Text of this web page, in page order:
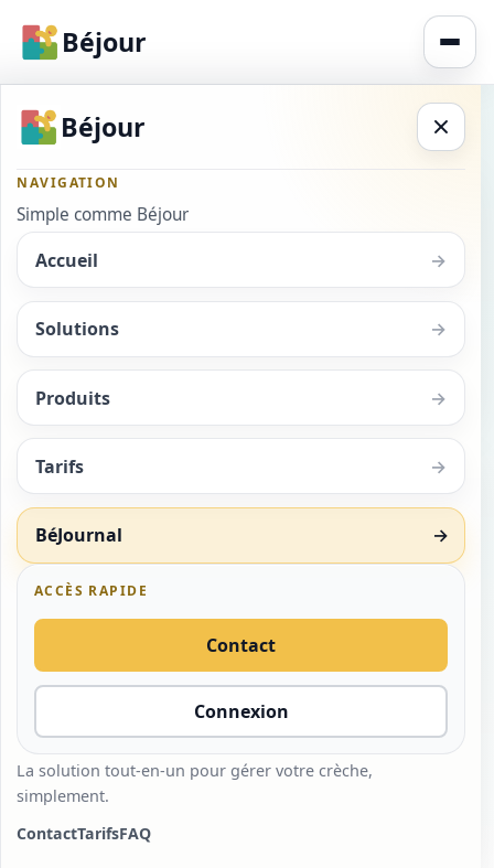
Béjour
Béjour
NAVIGATION
Simple comme Béjour
Accueil →
Solutions →
Produits →
Tarifs →
BéJournal →
ACCÈS RAPIDE
Contact
Connexion
La solution tout-en-un pour gérer votre crèche,
simplement.
ContactTarifsFAQ
Retour au BéJournal
enfance sans perdre le lien
April 3, 2026
#Transformation digitale
Dans la petite enfance, la digitalisation
n'a de sens que si elle soutient le travail
des professionnels et rassure les
familles. Un outil utile doit réduire les
frictions, pas créer de nouvelles
contraintes. Les premiers gains
apparaissent souvent sur des tâches
répétitives : pointages, contrats,
autorisations, facturation, transmissions
quotidiennes ou circulation des